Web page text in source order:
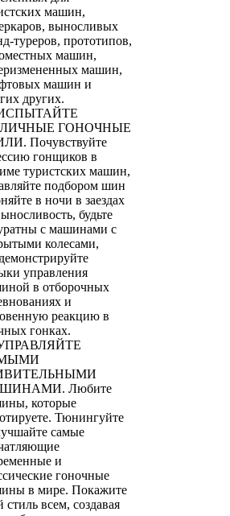
машин,
выносливых
туреров, прототипов,
машин,
машин,
машин и
других.
ГОНОЧНЫЕ
Почувствуйте
гонщиков в
туристских машин,
подбором шин
в ночи в заездах
будьте
с машинами с
колесами,
управления
в отборочных
и
реакцию в
гонках.
Любите
которые
Тюнингуйте
самые
и
гоночные
в мире. Покажите
стиль всем, создавая